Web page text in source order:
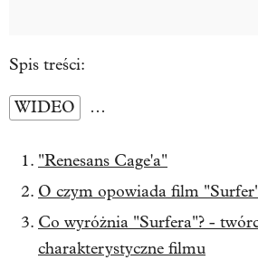
Spis treści:
WIDEO …
"Renesans Cage'a"
O czym opowiada film
Co wyróżnia "Surfera"? -
charakterystyczne filmu